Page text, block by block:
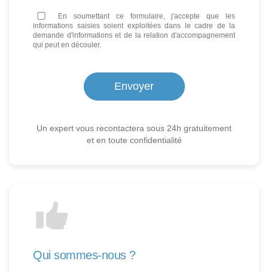
En soumettant ce formulaire, j'accepte que les
informations saisies soient exploitées dans le cadre de la
demande d'informations et de la relation d'accompagnement
qui peut en découler.
Un expert vous recontactera sous 24h gratuitement
et en toute confidentialité
Qui sommes-nous ?